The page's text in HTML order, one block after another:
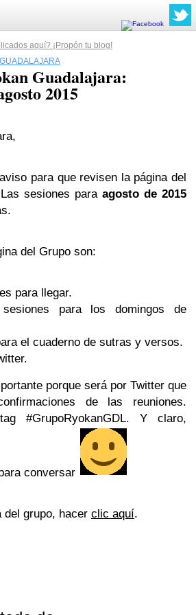
aquí? ¡Propón tu blog!
GUADALAJARA
Guadalajara:
2015
para que revisen la página del
sesiones paraagosto de 2015
del Grupo son:
para llegar.
para los domingos de
el cuaderno de sutras y versos.
porque será por Twitter que
de las reuniones.
#GrupoRyokanGDL. Y claro,
conversar
del grupo, hacer clic aquí.